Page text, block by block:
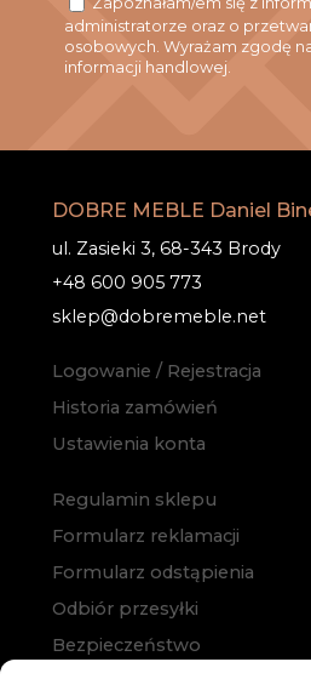
administratorze oraz o
osobowych. Wyrażam zgodę
informacji handlowej.
DOBRE MEBLE Daniel
ul. Zasieki 3, 68-343 Brody
+48 600 905 773
sklep@dobremeble.net
Logowanie / Rejestracja
Historia zamówień
Ustawienia konta
Regulamin sklepu
Formularz reklamacji
Formularz odstąpienia
Odbiór przesyłki
Bezpieczeństwo